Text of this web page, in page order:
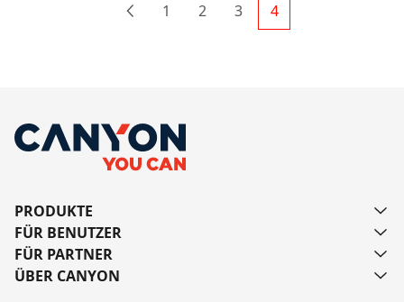
Previous
1 2 3 4
PRODUKTE
FÜR BENUTZER
FÜR PARTNER
ÜBER CANYON